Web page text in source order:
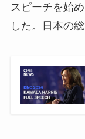
スピーチを始
した。日本の